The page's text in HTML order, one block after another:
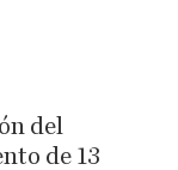
del
de 13